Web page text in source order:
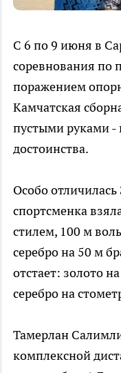
С 6 по 9 июня в
соревнования по
поражением
Камчатская
пустыми руками -
достоинства.
Особо
спортсменка
стилем, 100 м
серебро на 50 м
отстает: золото
серебро на
Тамерлан
комплексной